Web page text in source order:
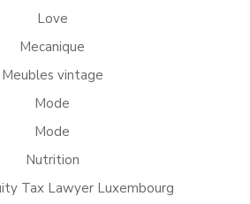
Love
Mecanique
Meubles vintage
Mode
Mode
Nutrition
Tax Lawyer Luxembourg